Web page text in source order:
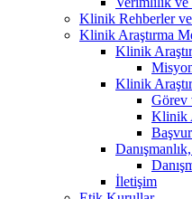
Klinik Rehberler
Klinik Araştırma
Klinik
Klinik
Görev
Klinik
İletişim